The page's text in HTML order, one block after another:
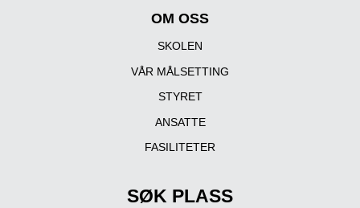
OM OSS
SKOLEN
VÅR MÅLSETTING
STYRET
ANSATTE
FASILITETER
SØK PLASS